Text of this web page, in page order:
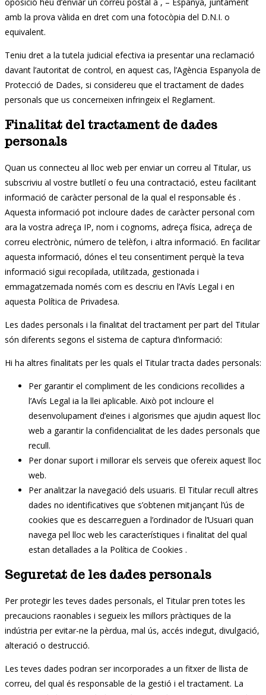
amb la prova vàlida en dret com una fotocòpia del D.N.I. o
equivalent.
Teniu dret a la tutela judicial efectiva ia presentar una reclamació
davant l’autoritat de control, en aquest cas, l’Agència Espanyola de
Protecció de Dades, si considereu que el tractament de dades
personals que us concerneixen infringeix el Reglament.
Finalitat del tractament de dades
personals
Quan us connecteu al lloc web per enviar un correu al Titular, us
subscriviu al vostre butlletí o feu una contractació, esteu facilitant
informació de caràcter personal de la qual el responsable és .
Aquesta informació pot incloure dades de caràcter personal com
ara la vostra adreça IP, nom i cognoms, adreça física, adreça de
correu electrònic, número de telèfon, i altra informació. En facilitar
aquesta informació, dónes el teu consentiment perquè la teva
informació sigui recopilada, utilitzada, gestionada i
emmagatzemada només com es descriu en l’Avís Legal i en
aquesta Política de Privadesa.
Les dades personals i la finalitat del tractament per part del Titular
són diferents segons el sistema de captura d’informació:
Hi ha altres finalitats per les quals el Titular tracta dades personals:
Per garantir el compliment de les condicions recollides a
l’Avís Legal ia la llei aplicable. Això pot incloure el
desenvolupament d’eines i algorismes que ajudin aquest lloc
web a garantir la confidencialitat de les dades personals que
recull.
Per donar suport i millorar els serveis que ofereix aquest lloc
web.
Per analitzar la navegació dels usuaris. El Titular recull altres
dades no identificatives que s’obtenen mitjançant l’ús de
cookies que es descarreguen a l’ordinador de l’Usuari quan
navega pel lloc web les característiques i finalitat del qual
estan detallades a la Política de Cookies .
Seguretat de les dades personals
Per protegir les teves dades personals, el Titular pren totes les
precaucions raonables i segueix les millors pràctiques de la
indústria per evitar-ne la pèrdua, mal ús, accés indegut, divulgació,
alteració o destrucció.
Les teves dades podran ser incorporades a un fitxer de llista de
correu, del qual és responsable de la gestió i el tractament. La